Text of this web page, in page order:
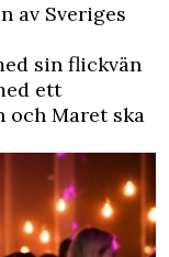
av Sveriges
sin flickvän
ett
och Maret ska